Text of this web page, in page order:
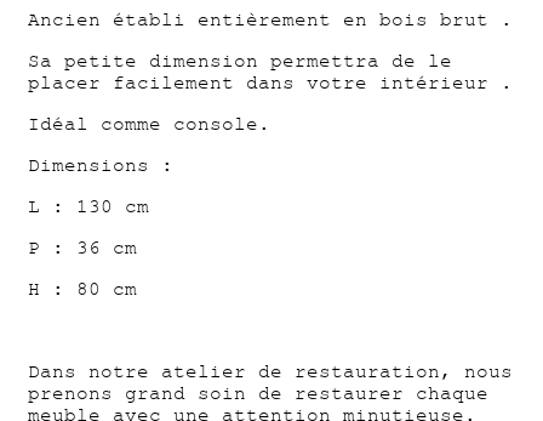
Ancien établi entièrement en bois brut .
Sa petite dimension permettra de le
placer facilement dans votre intérieur .
Idéal comme console.
Dimensions :
L : 130 cm
P : 36 cm
H : 80 cm
Dans notre atelier de restauration, nous
prenons grand soin de restaurer chaque